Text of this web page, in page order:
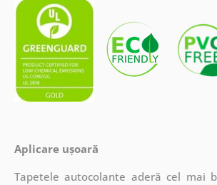
Aplicare ușoară
Tapetele autocolante aderă cel mai